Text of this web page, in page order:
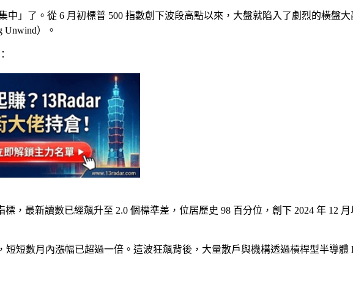
」了。從 6 月初標普 500 指數創下波段高點以來，大盤就陷入了劇烈的橫盤大
）。
，最新讀數已經飆升至 2.0 個標準差，位居歷史 98 百分位，創下 2024 年 12
短短數月內漲幅已超過一倍。這波狂飆背後，大量散戶與機構透過槓桿型半導